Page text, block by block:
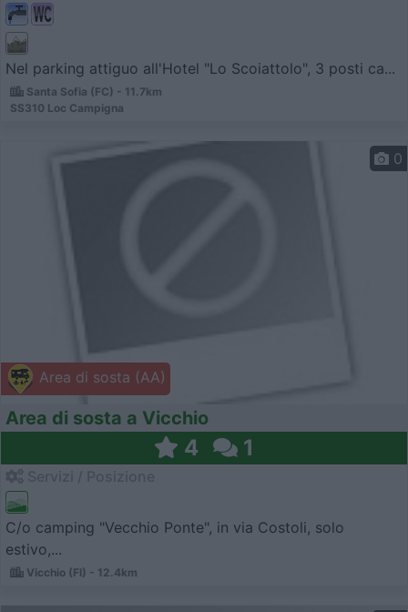
Nel parking attiguo all'Hotel "Lo Scoiattolo", 3 posti ca...
Santa Sofia (FC) - 11.7km
SS310 Loc Campigna
Area di sosta (AA)
0
Area di sosta a Vicchio
4 1
C/o camping "Vecchio Ponte", in via Costoli, solo
estivo,...
Vicchio (FI) - 12.4km